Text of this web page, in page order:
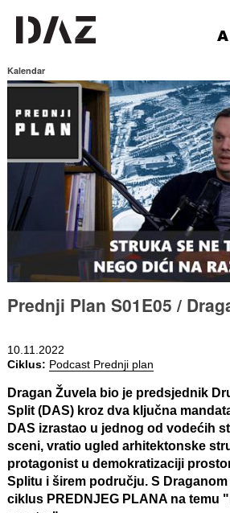
Kalendar
Prednji Plan S01E05 /
10.11.2022
Ciklus: Podcast Prednji plan
Dragan Žuvela bio je predsjednik
Split (DAS) kroz dva ključna
DAS izrastao u jednog od vodećih
sceni, vratio ugled arhitektonske
protagonist u demokratizaciji
Splitu i širem području. S
ciklus PREDNJEG PLANA na temu